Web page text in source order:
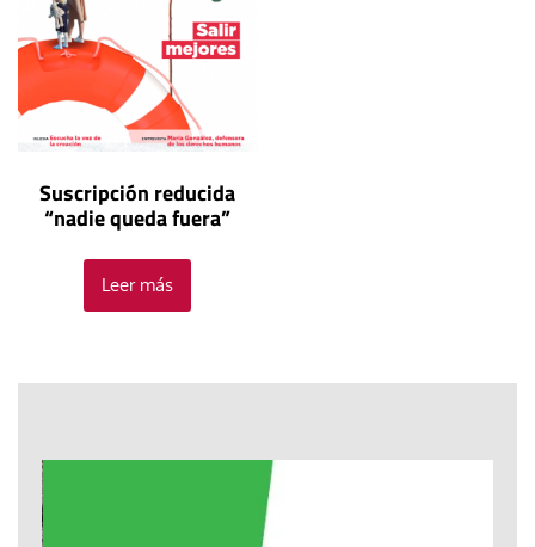
Suscripción reducida
“nadie queda fuera”
Leer más